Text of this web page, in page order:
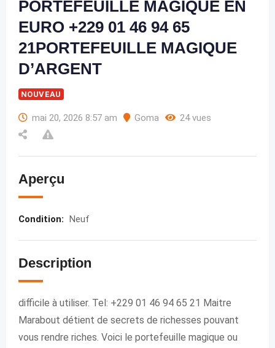
PORTEFEUILLE MAGIQUE EN
EURO +229 01 46 94 65
21PORTEFEUILLE MAGIQUE
D’ARGENT
NOUVEAU
mai 20, 2026 8:57 am Goma 24 vues
Aperçu
Condition: Neuf
Description
difficile à utiliser. Tel: +229 01 46 94 65 21 Maitre
Marabout détient de secrets de richesses pouvant
vous rendre riches. Voici le portefeuille magique ou